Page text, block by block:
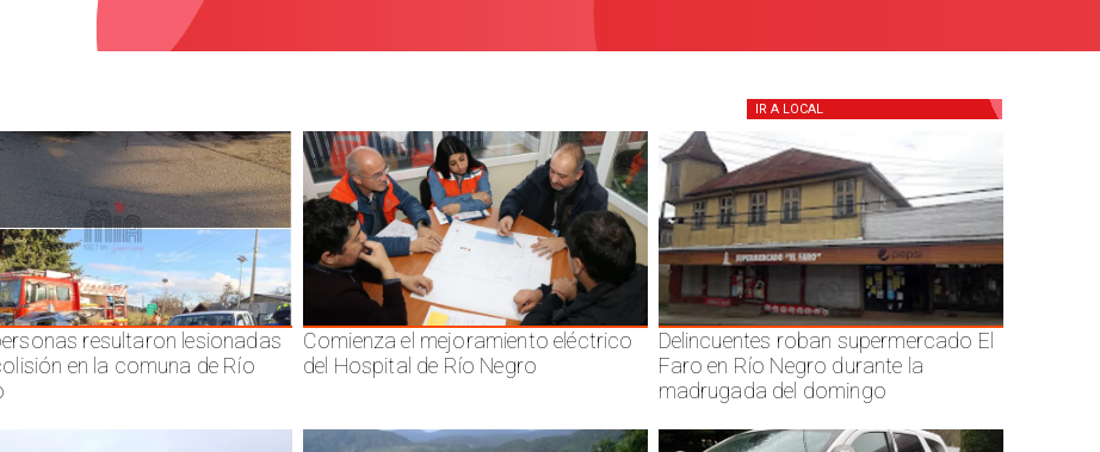
IR A LOCAL
resultaron lesionadas
en la comuna de Río
Comienza el mejoramiento eléctrico
del Hospital de Río Negro
Delincuentes roban supermercado El
Faro en Río Negro durante la
madrugada del domingo